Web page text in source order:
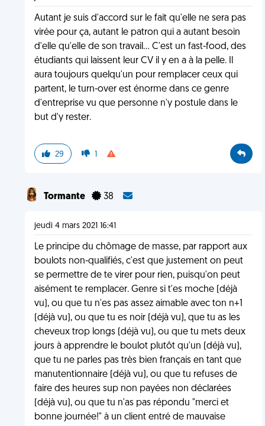
Autant je suis d'accord sur le fait qu'elle ne sera pas
virée pour ça, autant le patron qui a autant besoin
d'elle qu'elle de son travail... C'est un fast-food, des
étudiants qui laissent leur CV il y en a à la pelle. Il
aura toujours quelqu'un pour remplacer ceux qui
partent, le turn-over est énorme dans ce genre
d'entreprise vu que personne n'y postule dans le
but d'y rester.
29 1
Tormante 38
jeudi 4 mars 2021 16:41
Le principe du chômage de masse, par rapport aux
boulots non-qualifiés, c'est que justement on peut
se permettre de te virer pour rien, puisqu'on peut
aisément te remplacer. Genre si t'es moche (déjà
vu), ou que tu n'es pas assez aimable avec ton n+1
(déjà vu), ou que tu es noir (déjà vu), que tu as les
cheveux trop longs (déjà vu), ou que tu mets deux
jours à apprendre le boulot plutôt qu'un (déjà vu),
que tu ne parles pas très bien français en tant que
manutentionnaire (déjà vu), ou que tu refuses de
faire des heures sup non payées non déclarées
(déjà vu), ou que tu n'as pas répondu "merci et
bonne journée!" à un client entré de mauvaise